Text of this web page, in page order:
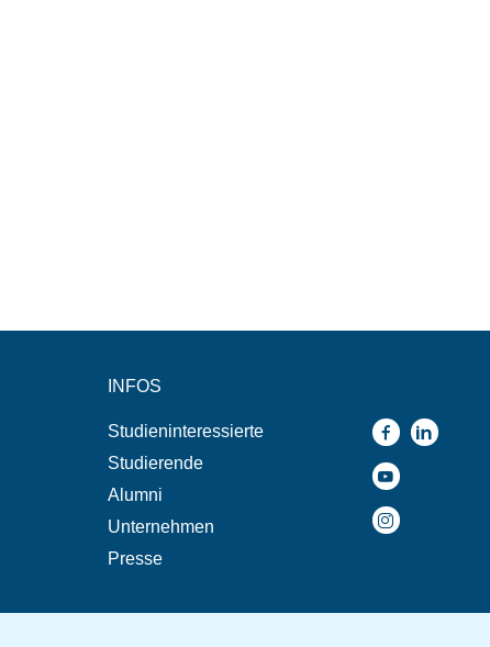
INFOS
Studieninteressierte
Studierende
Alumni
Unternehmen
Presse